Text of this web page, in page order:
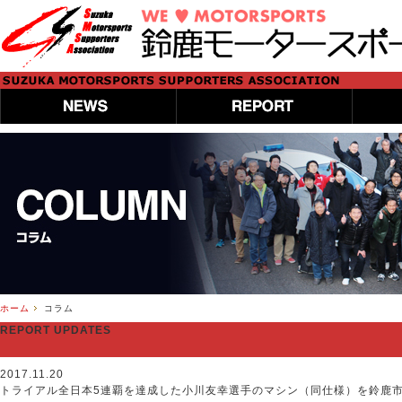
ホーム コラム
REPORT UPDATES
2017.11.20
トライアル全日本5連覇を達成した小川友幸選手のマシン（同仕様）を鈴鹿